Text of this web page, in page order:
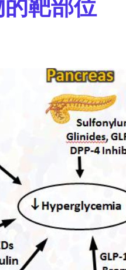
靶部位